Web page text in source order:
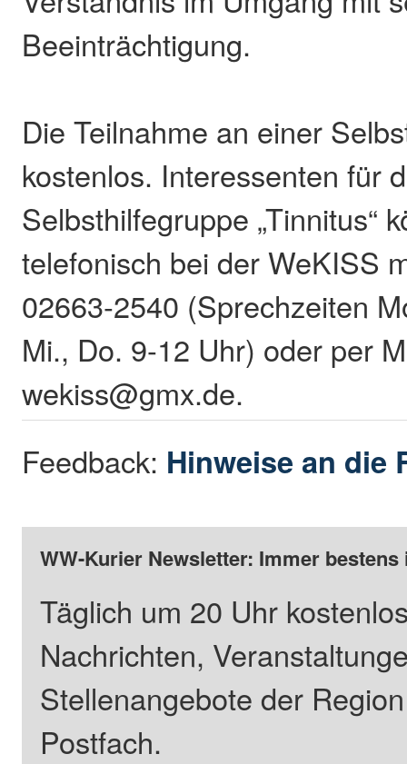
Beeinträchtigung.
Die Teilnahme an einer
kostenlos. Interessenten für
Selbsthilfegruppe „Tinnitus“
telefonisch bei der WeKISS
02663-2540 (Sprechzeiten
Mi., Do. 9-12 Uhr) oder per
wekiss@gmx.de.
Feedback: Hinweise an die
WW-Kurier Newsletter: Immer
Täglich um 20 Uhr
Nachrichten,
Stellenangebote der
Postfach.